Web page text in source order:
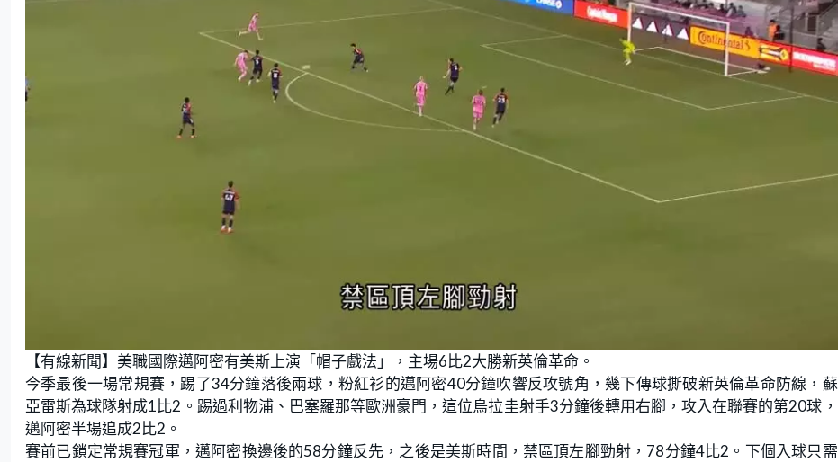
【有線新聞】美職國際邁阿密有美斯上演「帽子戲法」，主場6比2大勝新英倫革命。
今季最後一場常規賽，踢了34分鐘落後兩球，粉紅衫的邁阿密40分鐘吹響反攻號角，幾下傳球撕破新英倫革命防線，蘇
亞雷斯為球隊射成1比2。踢過利物浦、巴塞羅那等歐洲豪門，這位烏拉圭射手3分鐘後轉用右腳，攻入在聯賽的第20球，
邁阿密半場追成2比2。
賽前已鎖定常規賽冠軍，邁阿密換邊後的58分鐘反先，之後是美斯時間，禁區頂左腳勁射，78分鐘4比2。下個入球只需